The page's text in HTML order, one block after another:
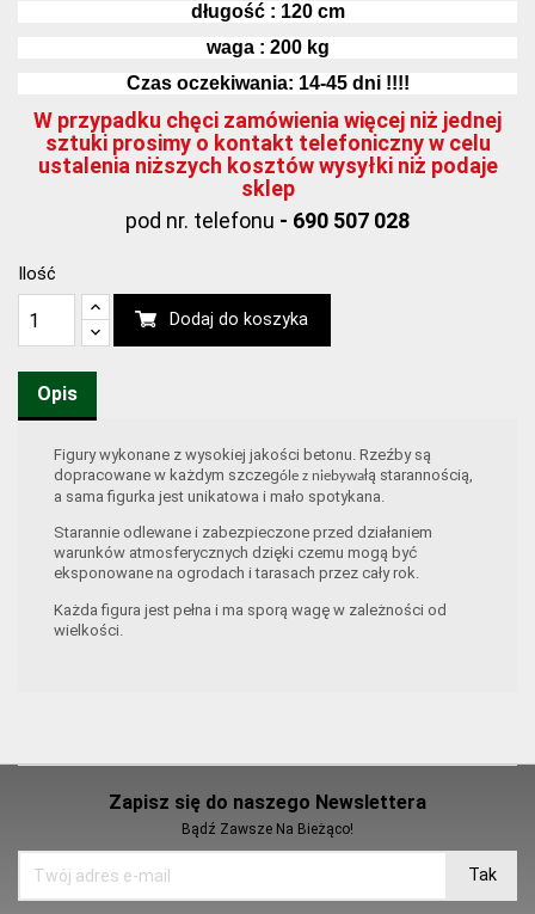
długość : 120 cm
waga : 200 kg
Czas oczekiwania: 14-45 dni !!!!
W przypadku chęci zamówienia więcej niż jednej
sztuki prosimy o kontakt telefoniczny w celu
ustalenia niższych kosztów wysyłki niż podaje
sklep
pod nr. telefonu - 690 507 028
Ilość
Dodaj do koszyka
Opis
Figury wykonane z wysokiej jakości betonu. Rzeźby są
dopracowane w każdym szczególe z niebywałą starannością,
a sama figurka jest unikatowa i mało spotykana.
Starannie odlewane i zabezpieczone przed działaniem
warunków atmosferycznych dzięki czemu mogą być
eksponowane na ogrodach i tarasach przez cały rok.
Każda figura jest pełna i ma sporą wagę w zależności od
wielkości.
Zapisz się do naszego Newslettera
Bądź Zawsze Na Bieżąco!